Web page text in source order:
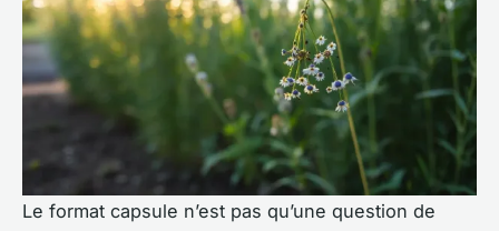
Le format capsule n’est pas qu’une question de